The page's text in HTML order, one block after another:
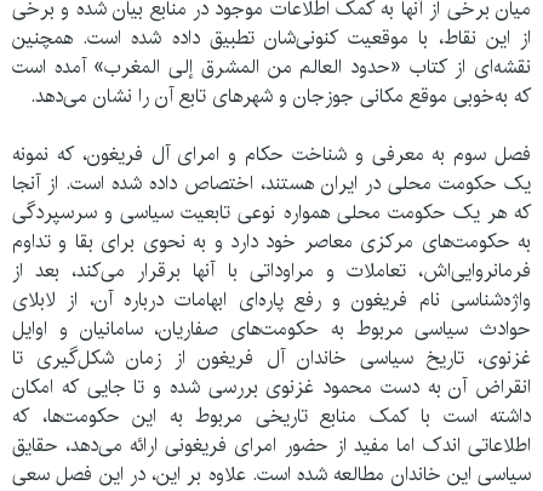
میان برخی از آنها به کمک اطلاعات موجود در منابع بیان شده و برخی
از این نقاط، با موقعیت کنونی‌شان تطبیق داده شده است. همچنین
نقشه‌ای از کتاب «حدود العالم من المشرق إلی المغرب» آمده است
که به‌خوبی موقع مکانی جوزجان و شهرهای تابع آن را نشان می‌دهد.
فصل سوم به معرفی و شناخت حکام و امرای آل فریغون، که نمونه
یک حکومت محلی در ایران هستند، اختصاص داده شده است. از آنجا
که هر یک حکومت محلی همواره نوعی تابعیت سیاسی و سرسپردگی
به حکومت‌های مرکزی معاصر خود دارد و به نحوی برای بقا و تداوم
فرمانروایی‌‌اش، تعاملات و مراوداتی با آنها برقرار می‌کند، بعد از
واژه‌شناسی نام فریغون و رفع پاره‌ای ابهامات درباره آن، از لابلای
حوادث سیاسی مربوط به حکومت‌های صفاریان، سامانیان و اوایل
غزنوی، تاریخ سیاسی خاندان آل فریغون از زمان شکل‌گیری تا
انقراض آن به دست محمود غزنوی بررسی شده و تا جایی که امکان
داشته است با کمک منابع تاریخی مربوط به این حکومت‌ها، که
اطلاعاتی اندک اما مفید از حضور امرای فریغونی ارائه می‌دهد، حقایق
سیاسی این خاندان مطالعه شده است. علاوه بر این، در این فصل سعی